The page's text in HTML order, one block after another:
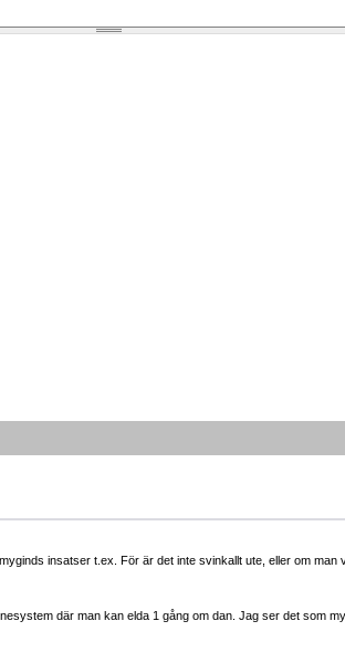
insatser t.ex. För är det inte svinkallt ute, eller om
där man kan elda 1 gång om dan. Jag ser det som